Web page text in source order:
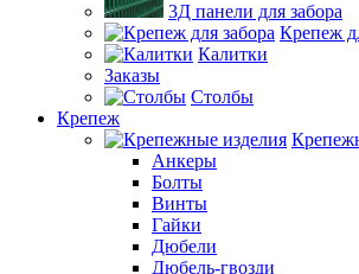
3Д панели для забора
Крепеж
Калитки
Заказы
Столбы
Крепеж
Анкеры
Болты
Винты
Гайки
Дюбели
Дюбель-гвозди